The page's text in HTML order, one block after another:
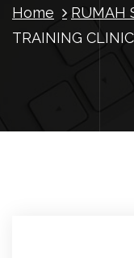
Home
RUMAH
TRAINING